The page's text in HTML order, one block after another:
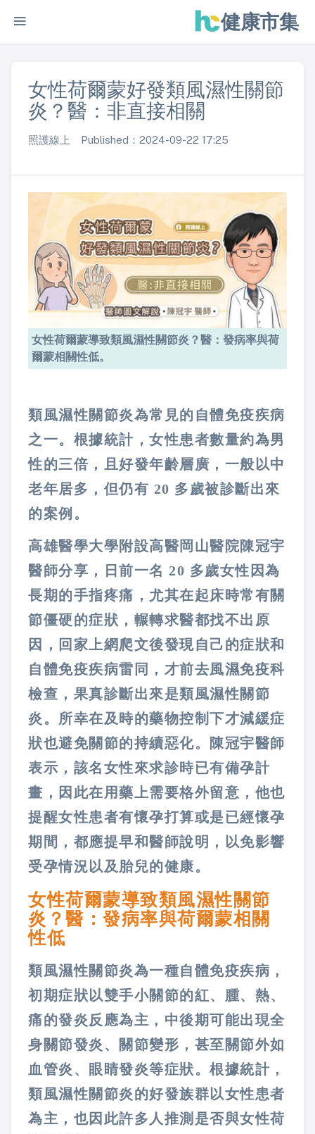
健康市集
女性荷爾蒙好發類風濕性關節
炎？醫：非直接相關
照護線上 Published：2024-09-22 17:25
女性荷爾蒙導致類風濕性關節炎？醫：發病率與荷
爾蒙相關性低。
類風濕性關節炎為常見的自體免疫疾病
之一。根據統計，女性患者數量約為男
性的三倍，且好發年齡層廣，一般以中
老年居多，但仍有 20 多歲被診斷出來
的案例。
高雄醫學大學附設高醫岡山醫院陳冠宇
醫師分享，日前一名 20 多歲女性因為
長期的手指疼痛，尤其在起床時常有關
節僵硬的症狀，輾轉求醫都找不出原
因，回家上網爬文後發現自己的症狀和
自體免疫疾病雷同，才前去風濕免疫科
檢查，果真診斷出來是類風濕性關節
炎。所幸在及時的藥物控制下才減緩症
狀也避免關節的持續惡化。陳冠宇醫師
表示，該名女性來求診時已有備孕計
畫，因此在用藥上需要格外留意，他也
提醒女性患者有懷孕打算或是已經懷孕
期間，都應提早和醫師說明，以免影響
受孕情況以及胎兒的健康。
女性荷爾蒙導致類風濕性關節
炎？醫：發病率與荷爾蒙相關
性低
類風濕性關節炎為一種自體免疫疾病，
初期症狀以雙手小關節的紅、腫、熱、
痛的發炎反應為主，中後期可能出現全
身關節發炎、關節變形，甚至關節外如
血管炎、眼睛發炎等症狀。根據統計，
類風濕性關節炎的好發族群以女性患者
為主，也因此許多人推測是否與女性荷